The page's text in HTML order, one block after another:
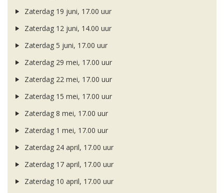
Zaterdag 19 juni, 17.00 uur
Zaterdag 12 juni, 14.00 uur
Zaterdag 5 juni, 17.00 uur
Zaterdag 29 mei, 17.00 uur
Zaterdag 22 mei, 17.00 uur
Zaterdag 15 mei, 17.00 uur
Zaterdag 8 mei, 17.00 uur
Zaterdag 1 mei, 17.00 uur
Zaterdag 24 april, 17.00 uur
Zaterdag 17 april, 17.00 uur
Zaterdag 10 april, 17.00 uur